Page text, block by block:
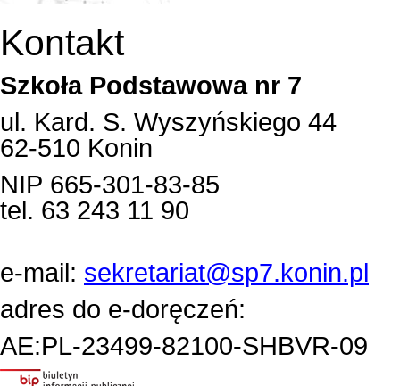
Kontakt
Szkoła Podstawowa nr 7
ul. Kard. S. Wyszyńskiego 44
62-510 Konin
NIP 665-301-83-85
tel. 63 243 11 90
e-mail: sekretariat@sp7.konin.pl
adres do e-doręczeń:
AE:PL-23499-82100-SHBVR-09